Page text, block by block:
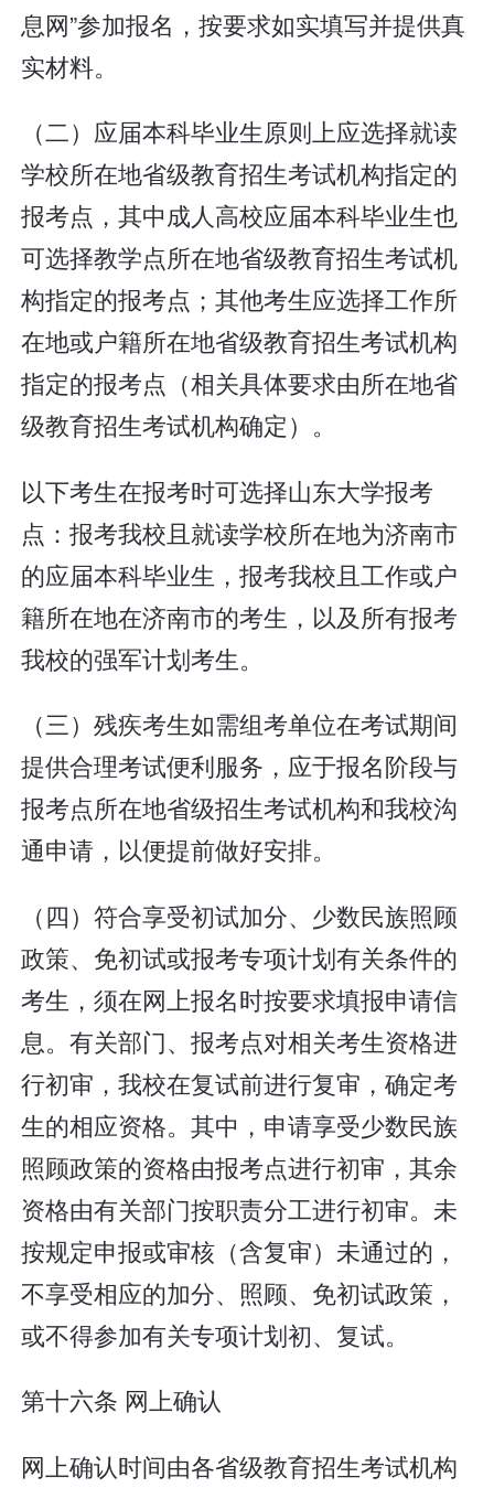
息网”参加报名，按要求如实填写并提供真
实材料。
（二）应届本科毕业生原则上应选择就读
学校所在地省级教育招生考试机构指定的
报考点，其中成人高校应届本科毕业生也
可选择教学点所在地省级教育招生考试机
构指定的报考点；其他考生应选择工作所
在地或户籍所在地省级教育招生考试机构
指定的报考点（相关具体要求由所在地省
级教育招生考试机构确定）。
以下考生在报考时可选择山东大学报考
点：报考我校且就读学校所在地为济南市
的应届本科毕业生，报考我校且工作或户
籍所在地在济南市的考生，以及所有报考
我校的强军计划考生。
（三）残疾考生如需组考单位在考试期间
提供合理考试便利服务，应于报名阶段与
报考点所在地省级招生考试机构和我校沟
通申请，以便提前做好安排。
（四）符合享受初试加分、少数民族照顾
政策、免初试或报考专项计划有关条件的
考生，须在网上报名时按要求填报申请信
息。有关部门、报考点对相关考生资格进
行初审，我校在复试前进行复审，确定考
生的相应资格。其中，申请享受少数民族
照顾政策的资格由报考点进行初审，其余
资格由有关部门按职责分工进行初审。未
按规定申报或审核（含复审）未通过的，
不享受相应的加分、照顾、免初试政策，
或不得参加有关专项计划初、复试。
第十六条 网上确认
网上确认时间由各省级教育招生考试机构